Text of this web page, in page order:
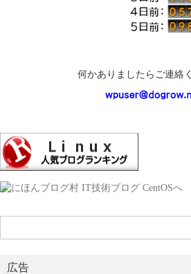
何かありましたらご連絡
索:
広告